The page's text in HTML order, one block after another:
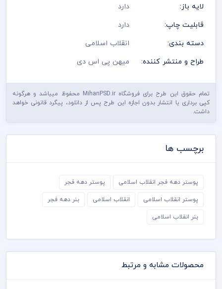
لایه باز:
دارد
قابلیت چاپ:
دارد
دسته بندی:
انقلاب اسلامی
طراح و منتشر کننده:
میهن پی اس دی
تمام حقوق این طرح برای فروشگاه MihanPSD.ir محفوظ میباشد و هرگونه
کپی برداری یا انتشار بدون اجازه این طرح پس از دانلود، پیگرد قانونی خواهد
داشت.
برچسب ها
پوستر دهه فجر انقلاب اسلامی پوستر دهه فجر
پوستر انقلاب اسلامی انقلاب اسلامی بنر دهه فجر
بنر انقلاب اسلامی
محصولات مشابه و مرتبط